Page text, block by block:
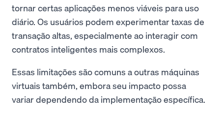
tornar certas aplicações menos viáveis para uso
diário. Os usuários podem experimentar taxas de
transação altas, especialmente ao interagir com
contratos inteligentes mais complexos.
Essas limitações são comuns a outras máquinas
virtuais também, embora seu impacto possa
variar dependendo da implementação específica.